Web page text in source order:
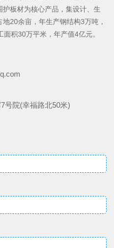
板材为核心产品，集设计、生
20余亩，年生产钢结构3万吨，
积30万平米，年产值4亿元。
号院(幸福路北50米)